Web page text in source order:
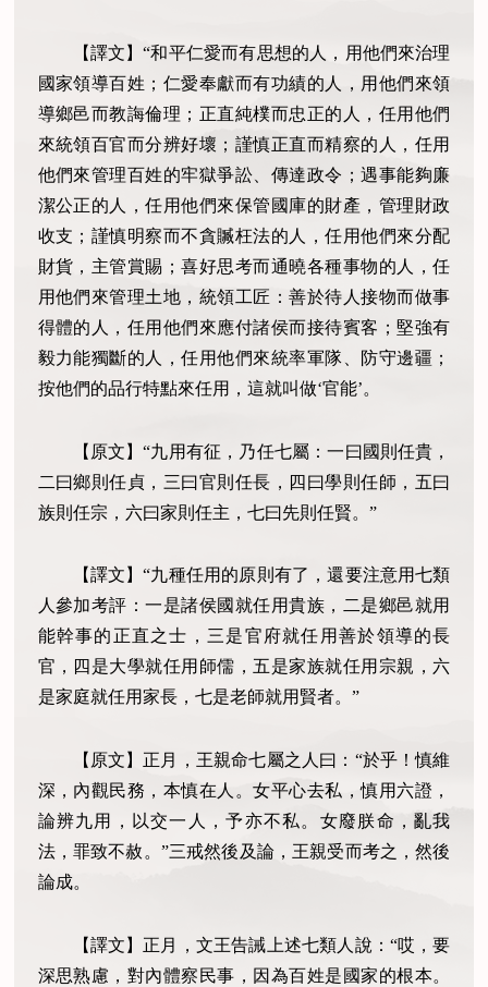
【譯文】“和平仁愛而有思想的人，用他們來治理
國家領導百姓；仁愛奉獻而有功績的人，用他們來領
導鄉邑而教誨倫理；正直純樸而忠正的人，任用他們
來統領百官而分辨好壞；謹慎正直而精察的人，任用
他們來管理百姓的牢獄爭訟、傳達政令；遇事能夠廉
潔公正的人，任用他們來保管國庫的財產，管理財政
收支；謹慎明察而不貪贓枉法的人，任用他們來分配
財貨，主管賞賜；喜好思考而通曉各種事物的人，任
用他們來管理土地，統領工匠：善於待人接物而做事
得體的人，任用他們來應付諸侯而接待賓客；堅強有
毅力能獨斷的人，任用他們來統率軍隊、防守邊疆；
按他們的品行特點來任用，這就叫做‘官能’。
【原文】“九用有征，乃任七屬：一曰國則任貴，
二曰鄉則任貞，三曰官則任長，四曰學則任師，五曰
族則任宗，六曰家則任主，七曰先則任賢。”
【譯文】“九種任用的原則有了，還要注意用七類
人參加考評：一是諸侯國就任用貴族，二是鄉邑就用
能幹事的正直之士，三是官府就任用善於領導的長
官，四是大學就任用師儒，五是家族就任用宗親，六
是家庭就任用家長，七是老師就用賢者。”
【原文】正月，王親命七屬之人曰：“於乎！慎維
深，內觀民務，本慎在人。女平心去私，慎用六證，
論辨九用，以交一人，予亦不私。女廢朕命，亂我
法，罪致不赦。”三戒然後及論，王親受而考之，然後
論成。
【譯文】正月，文王告誡上述七類人說：“哎，要
深思熟慮，對內體察民事，因為百姓是國家的根本。